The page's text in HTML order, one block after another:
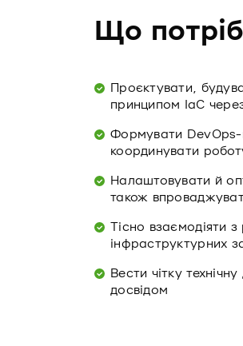
Що
Проєктувати,
принципом IaC
Формувати DevOps-
координувати
Налаштовувати й
також
Тісно взаємодіяти
інфраструктурних
Вести чітку
досвідом